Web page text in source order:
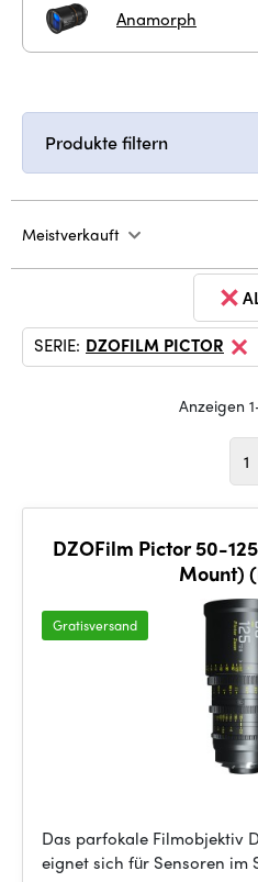
Anamorph
Produkte filtern
Meistverkauft
SERIE: DZOFILM PICTOR
Anzeigen
1
DZOFilm Pictor 50-
Mount)
Gratisversand
Das parfokale Filmobjektiv
eignet sich für Sensoren im